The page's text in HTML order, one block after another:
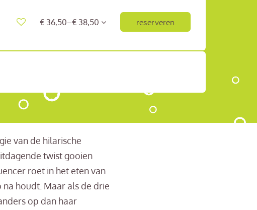
€ 36,50–€ 38,50 reserveren
van de hilarische
twist gooien
roet in het eten van
houdt. Maar als de drie
op dan haar